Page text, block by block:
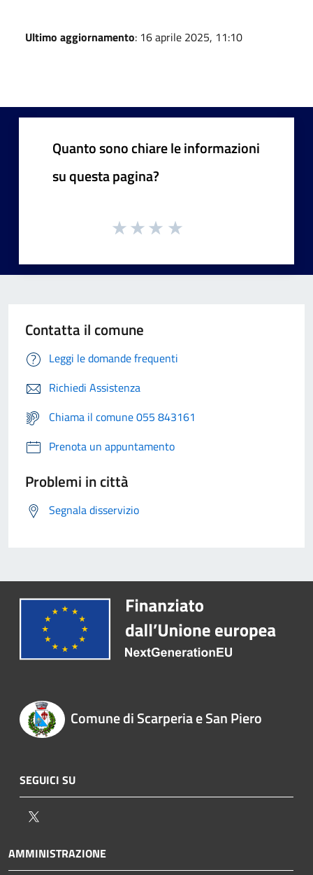
Ultimo aggiornamento: 16 aprile 2025, 11:10
Quanto sono chiare le informazioni
su questa pagina?
Contatta il comune
Leggi le domande frequenti
Richiedi Assistenza
Chiama il comune 055 843161
Prenota un appuntamento
Problemi in città
Segnala disservizio
Comune di Scarperia e San Piero
SEGUICI SU
AMMINISTRAZIONE